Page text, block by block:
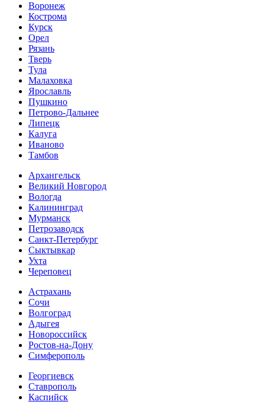
Воронеж
Кострома
Курск
Орел
Рязань
Тверь
Тула
Малаховка
Ярославль
Пушкино
Петрово-Дальнее
Липецк
Калуга
Иваново
Тамбов
Архангельск
Великий Новгород
Вологда
Калининград
Мурманск
Петрозаводск
Санкт-Петербург
Сыктывкар
Ухта
Череповец
Астрахань
Сочи
Волгоград
Адыгея
Новороссийск
Ростов-на-Дону
Симферополь
Георгиевск
Ставрополь
Каспийск